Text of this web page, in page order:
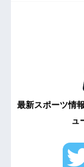
最新スポーツ情
ュ